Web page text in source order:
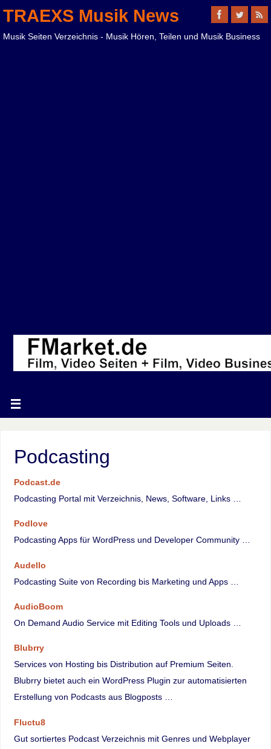
TRAEXS Musik News
Musik Seiten Verzeichnis - Musik Hören, Teilen und Musik Business
Podcasting
Podcast.de
Podcasting Portal mit Verzeichnis, News, Software, Links …
Podlove
Podcasting Apps für WordPress und Developer Community …
Audello
Podcasting Suite von Recording bis Marketing und Apps …
AudioBoom
On Demand Audio Service mit Editing Tools und Uploads …
Blubrry
Services von Hosting bis Distribution auf Premium Seiten.
Blubrry bietet auch ein WordPress Plugin zur automatisierten
Erstellung von Podcasts aus Blogposts …
Fluctu8
Gut sortiertes Podcast Verzeichnis mit Genres und Webplayer